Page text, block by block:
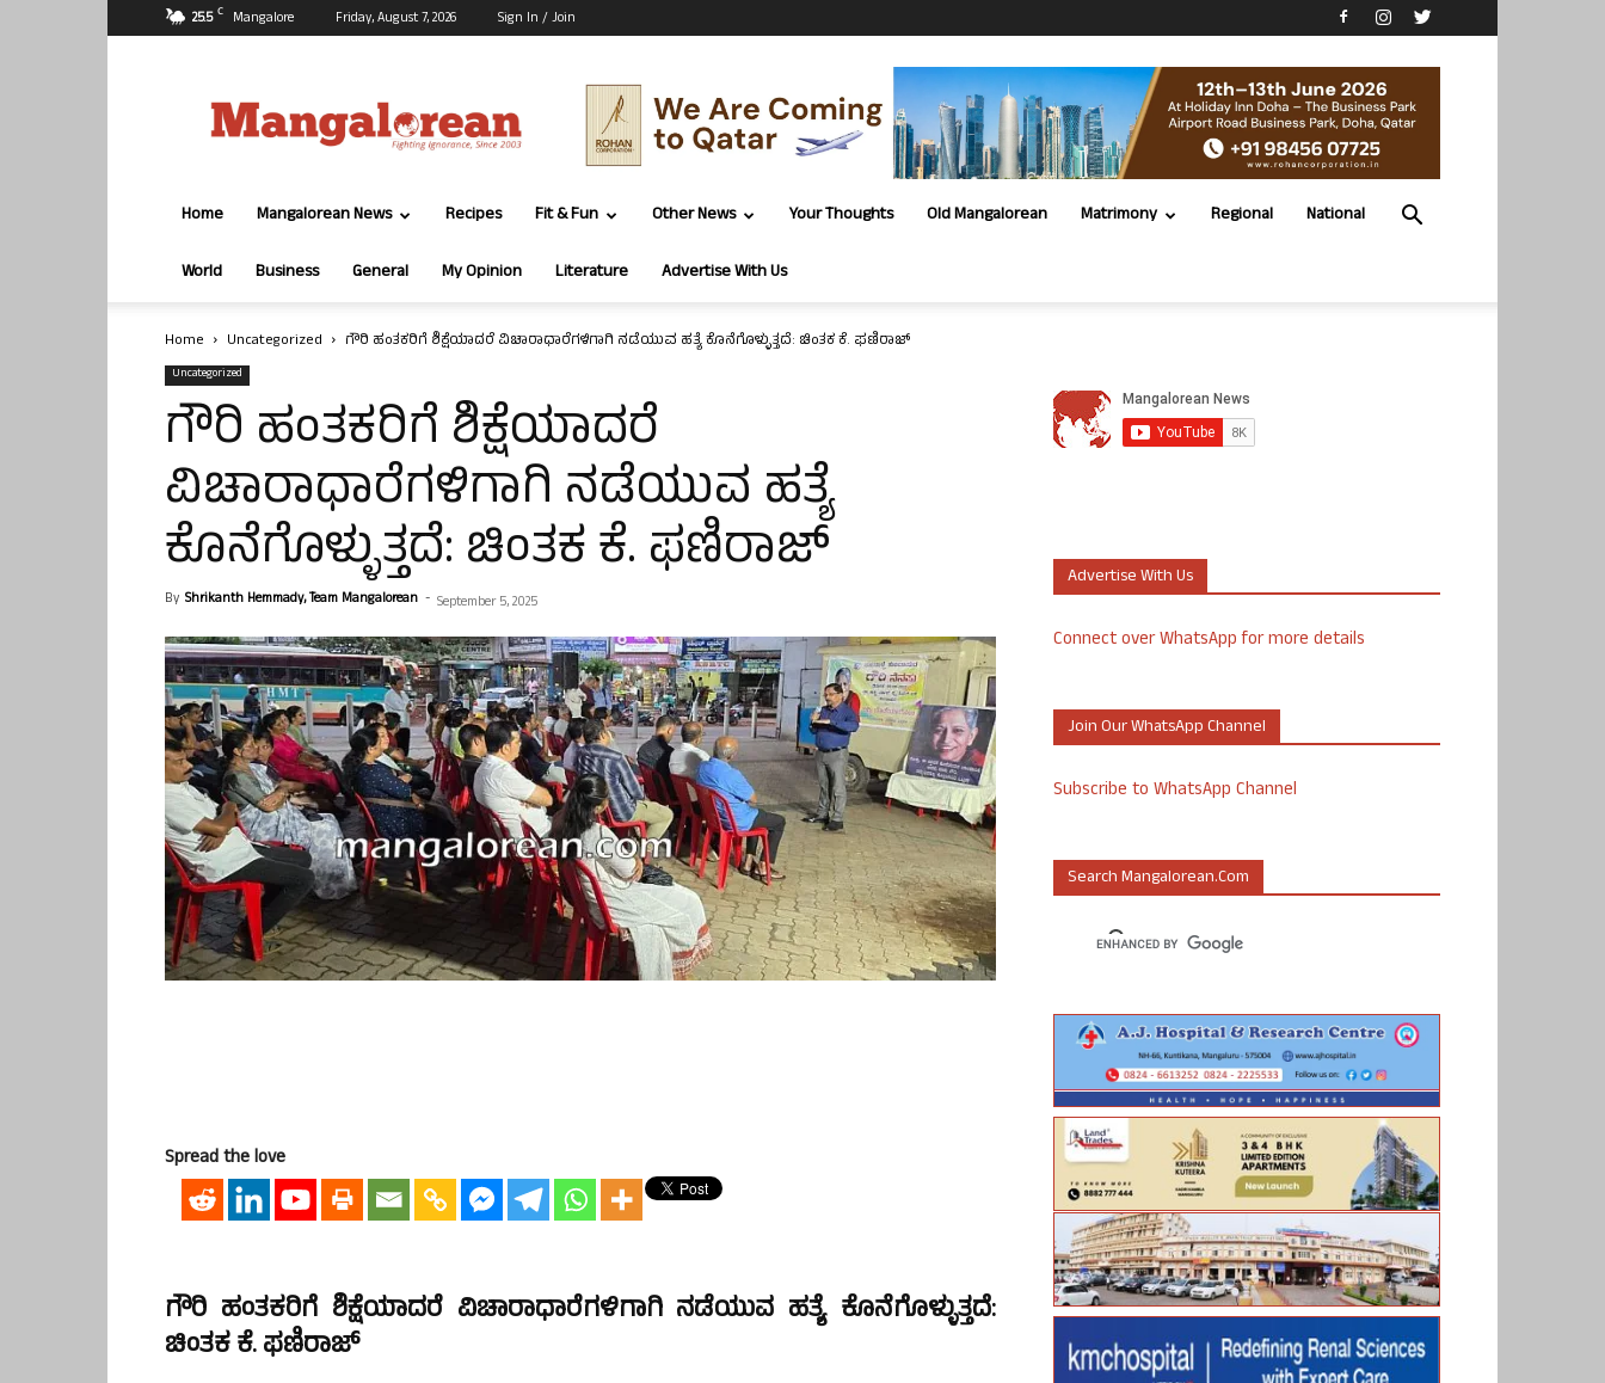
25.5 C Mangalore Friday, August 7, 2026 Sign In / Join
Home Mangalorean News Recipes Fit & Fun Other News Your Thoughts Old Mangalorean Matrimony Regional National
World Business General My Opinion Literature Advertise With Us
Home Uncategorized ಗೌರಿ ಹಂತಕರಿಗೆ ಶಿಕ್ಷೆಯಾದರೆ ವಿಚಾರಾಧಾರೆಗಳಿಗಾಗಿ ನಡೆಯುವ ಹತ್ಯೆ ಕೊನೆಗೊಳ್ಳುತ್ತದೆ: ಚಿಂತಕ ಕೆ. ಫಣಿರಾಜ್
Uncategorized
ಗೌರಿ ಹಂತಕರಿಗೆ ಶಿಕ್ಷೆಯಾದರೆ
ವಿಚಾರಾಧಾರೆಗಳಿಗಾಗಿ ನಡೆಯುವ ಹತ್ಯೆ
ಕೊನೆಗೊಳ್ಳುತ್ತದೆ: ಚಿಂತಕ ಕೆ. ಫಣಿರಾಜ್
By Shrikanth Hemmady, Team Mangalorean - September 5, 2025
Spread the love
ಗೌರಿ ಹಂತಕರಿಗೆ ಶಿಕ್ಷೆಯಾದರೆ ವಿಚಾರಾಧಾರೆಗಳಿಗಾಗಿ ನಡೆಯುವ ಹತ್ಯೆ ಕೊನೆಗೊಳ್ಳುತ್ತದೆ:
ಚಿಂತಕ ಕೆ. ಫಣಿರಾಜ್
Advertise With Us
Connect over WhatsApp for more details
Join Our WhatsApp Channel
Subscribe to WhatsApp Channel
Search Mangalorean.com